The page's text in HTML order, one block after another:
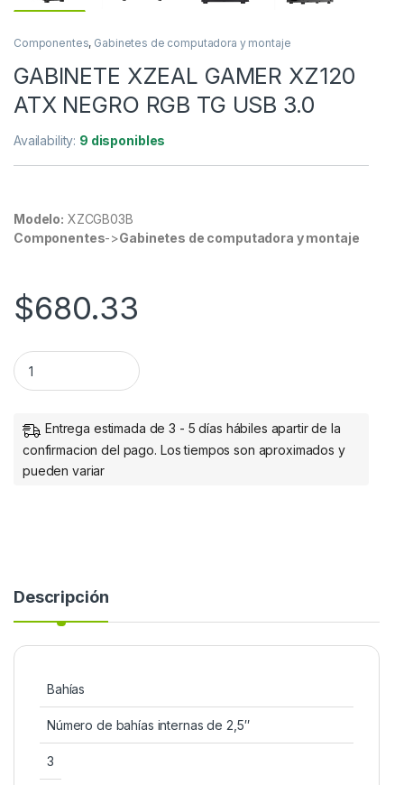
Componentes, Gabinetes de computadora y montaje
GABINETE XZEAL GAMER XZ120
ATX NEGRO RGB TG USB 3.0
Availability: 9 disponibles
Modelo: XZCGB03B
Componentes->Gabinetes de computadora y montaje
$680.33
GABINETE XZEAL GAMER XZ120 ATX NEGRO RGB TG USB
Entrega estimada de 3 - 5 días hábiles apartir de la
confirmacion del pago. Los tiempos son aproximados y
pueden variar
Descripción
Bahías
Número de bahías internas de 2,5″
3